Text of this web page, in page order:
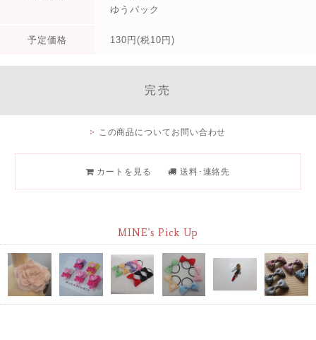
ゆうパック
予定価格 130円(税10円)
完売
この商品についてお問い合わせ
カートを見る 送料･連絡先
MINE's Pick Up